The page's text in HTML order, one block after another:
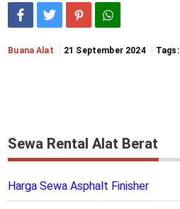
Buana Alat 21 September 2024 Tags:
Sewa Rental Alat Berat
Harga Sewa Asphalt Finisher